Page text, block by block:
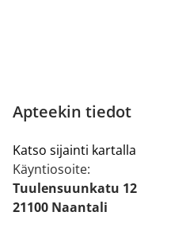
Apteekin tiedot
Katso sijainti kartalla
Käyntiosoite:
Tuulensuunkatu 12
21100 Naantali